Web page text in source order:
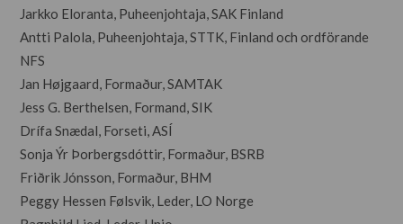
Jarkko Eloranta, Puheenjohtaja, SAK Finland
Antti Palola, Puheenjohtaja, STTK, Finland och ordförande
NFS
Jan Højgaard, Formaður, SAMTAK
Jess G. Berthelsen, Formand, SIK
Drífa Snædal, Forseti, ASÍ
Sonja Ýr Þorbergsdóttir, Formaður, BSRB
Friðrik Jónsson, Formaður, BHM
Peggy Hessen Følsvik, Leder, LO Norge